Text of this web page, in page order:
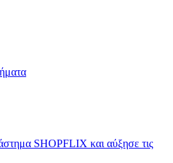
SHOPFLIX και αύξησε τις